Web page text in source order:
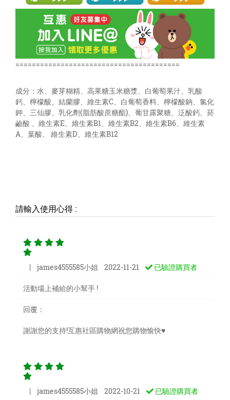
========================================
成分：水、麥芽糊精、高果糖玉米糖漿、白葡萄果汁、乳酸
鈣、檸檬酸、結蘭膠、維生素C、白葡萄香料、檸檬酸鈉、氯化
鉀、三仙膠、乳化劑(脂肪酸蔗糖酯)、葡甘露聚糖、泛酸鈣、菸
鹼酸 、維生素E、維生素B1、維生素B2、維生素B6、維生素
A、葉酸、 維生素D、維生素B12
請輸入使用心得 :
| james4555585小姐 2022-11-21 已驗證購買者
活動場上補給的小幫手 !
回覆 ：
謝謝您的支持!互惠社區購物網祝您購物愉快♥
| james4555585小姐 2022-10-21 已驗證購買者